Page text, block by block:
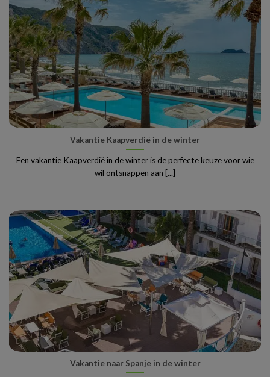
Vakantie Kaapverdië in de winter
Een vakantie Kaapverdië in de winter is de perfecte keuze voor wie
wil ontsnappen aan [...]
Vakantie naar Spanje in de winter